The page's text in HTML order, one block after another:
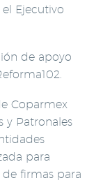
Ejecutivo
de apoyo
Coparmex
y Patronales
para
firmas para